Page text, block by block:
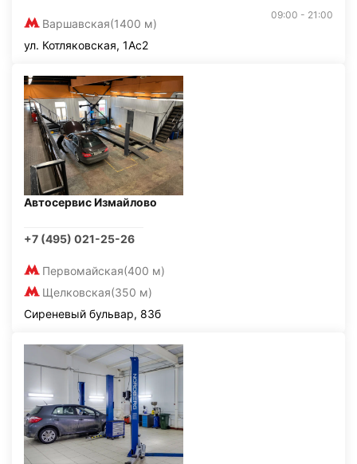
Варшавская(1400 м)
09:00 - 21:00
ул. Котляковская, 1Ас2
Автосервис Измайлово
+7 (495) 021-25-26
Первомайская(400 м)
Щелковская(350 м)
Сиреневый бульвар, 83б